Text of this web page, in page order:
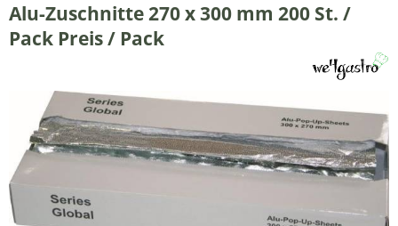
Alu-Zuschnitte 270 x 300 mm 200 St. /
Pack Preis / Pack